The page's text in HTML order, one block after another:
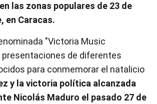
las zonas populares de 23 de
en Caracas.
"Victoria Music
presentaciones de diferentes
para conmemorar el natalicio
y la victoria política alcanzada
Nicolás Maduro el pasado 27 de